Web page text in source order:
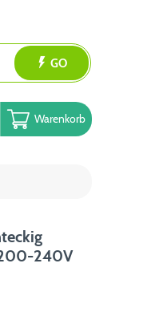
GO
Warenkorb
240V